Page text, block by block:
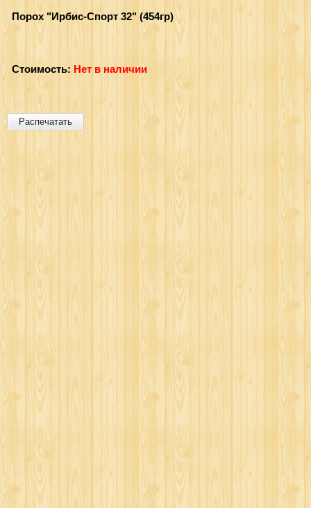
Порох "Ирбис-Спорт 32" (454гр)
Стоимость: Нет в наличии
Распечатать